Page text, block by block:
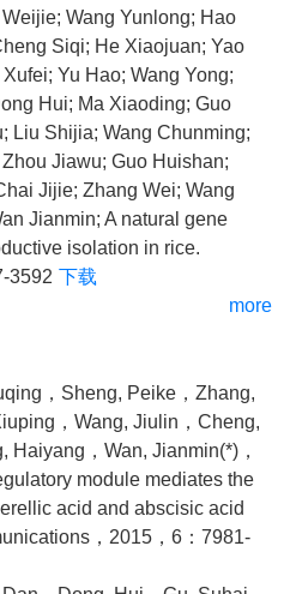
Wang Yunlong; Hao
Siqi; He Xiaojuan; Yao
Yu Hao; Wang Yong;
Hui; Ma Xiaoding; Guo
Liu Shijia; Wang Chunming;
Jiawu; Guo Huishan;
Jijie; Zhang Wei; Wang
Jianmin; A natural gene
isolation in rice.
3592 下载
more
，Sheng, Peike，Zhang,
，Wang, Jiulin，Cheng,
Haiyang，Wan, Jianmin(*)，
module mediates the
acid and abscisic acid
，2015，6：7981-